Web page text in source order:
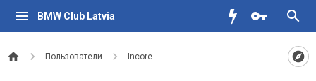
BMW Club Latvia
Пользователи Incore